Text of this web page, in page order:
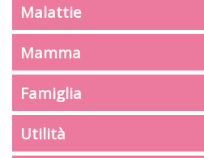
Malattie
Mamma
Famiglia
Utilità